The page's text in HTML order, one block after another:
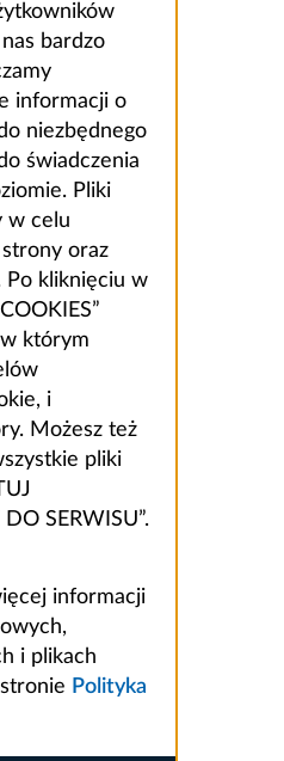
bardzo
informacji o
niezbędnego
świadczenia
Pliki
w celu
strony oraz
Po kliknięciu w
którym
i
Możesz też
pliki
SERWISU”.
informacji
i plikach
Polityka